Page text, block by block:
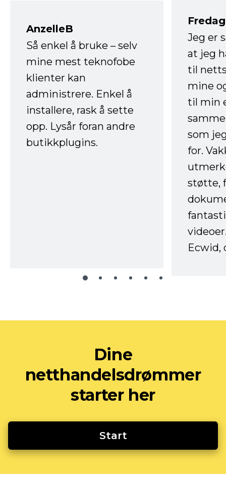
AnzelleB
Så enkel å bruke – selv
mine mest teknofobe
klienter kan
administrere. Enkel å
installere, rask å sette
opp. Lysår foran andre
butikkplugins.
Jeg er
at jeg
til
mine
til min
som
for.
støtte,
Ecwid,
Dine
netthandelsdrømmer
starter her
Start